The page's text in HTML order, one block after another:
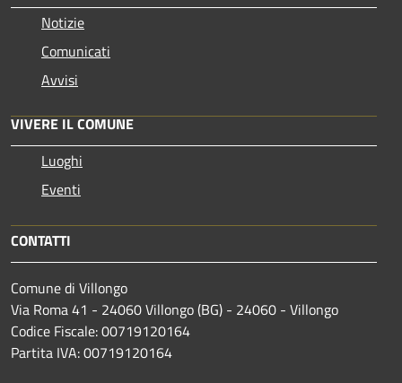
Notizie
Comunicati
Avvisi
VIVERE IL COMUNE
Luoghi
Eventi
CONTATTI
Comune di Villongo
Via Roma 41 - 24060 Villongo (BG) - 24060 - Villongo
Codice Fiscale: 00719120164
Partita IVA: 00719120164